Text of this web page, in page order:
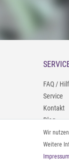
FAQ /
Service
Kontakt
Blog
Wir
Weitere
Impressum